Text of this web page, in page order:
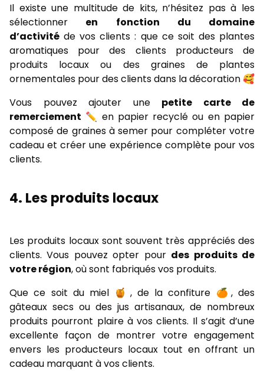
Il existe une multitude de kits, n’hésitez pas à les
sélectionner en fonction du domaine
d’activité de vos clients : que ce soit des plantes
aromatiques pour des clients producteurs de
produits locaux ou des graines de plantes
ornementales pour des clients dans la décoration 🥰
Vous pouvez ajouter une petite carte de
remerciement ✏️ en papier recyclé ou en papier
composé de graines à semer pour compléter votre
cadeau et créer une expérience complète pour vos
clients.
4. Les produits locaux
Les produits locaux sont souvent très appréciés des
clients. Vous pouvez opter pour des produits de
votre région, où sont fabriqués vos produits.
Que ce soit du miel 🍯 , de la confiture 🍊, des
gâteaux secs ou des jus artisanaux, de nombreux
produits pourront plaire à vos clients. Il s’agit d’une
excellente façon de montrer votre engagement
envers les producteurs locaux tout en offrant un
cadeau marquant à vos clients.